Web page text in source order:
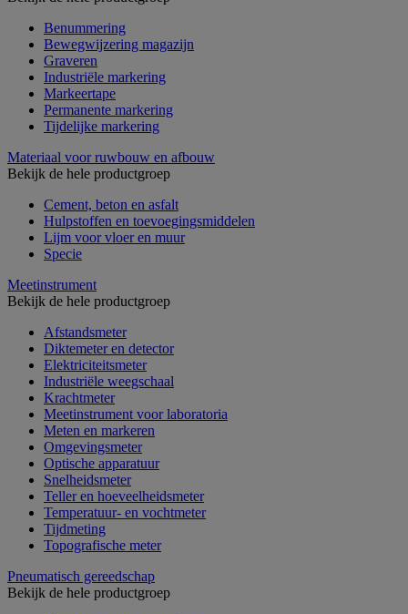
Benummering
Bewegwijzering magazijn
Graveren
Industriële markering
Markeertape
Permanente markering
Tijdelijke markering
Materiaal voor ruwbouw en afbouw
Bekijk de hele productgroep
Cement, beton en asfalt
Hulpstoffen en toevoegingsmiddelen
Lijm voor vloer en muur
Specie
Meetinstrument
Bekijk de hele productgroep
Afstandsmeter
Diktemeter en detector
Elektriciteitsmeter
Industriële weegschaal
Krachtmeter
Meetinstrument voor laboratoria
Meten en markeren
Omgevingsmeter
Optische apparatuur
Snelheidsmeter
Teller en hoeveelheidsmeter
Temperatuur- en vochtmeter
Tijdmeting
Topografische meter
Pneumatisch gereedschap
Bekijk de hele productgroep